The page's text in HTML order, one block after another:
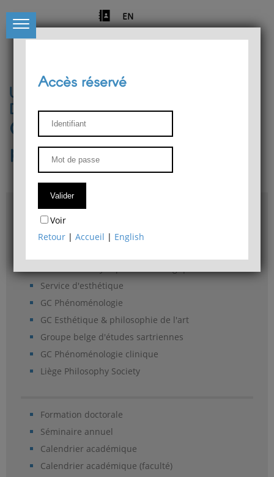
EN
Université de Liège
Département de philosophie
Centre de recherches
phénoménologiques
Accès & plans
Bibliothèque du Département de philosophie
Service d'esthétique
GC Phénoménologie
GC Esthétique & philosophie de l'art
Groupe belge d'études sartriennes
GC Phénoménologie clinique
Liège Philosophy Society
Formation doctorale
Séminaire annuel
Calendrier académique
Calendrier académique (faculté)
Accès réservé
Voir
Retour |Accueil | English